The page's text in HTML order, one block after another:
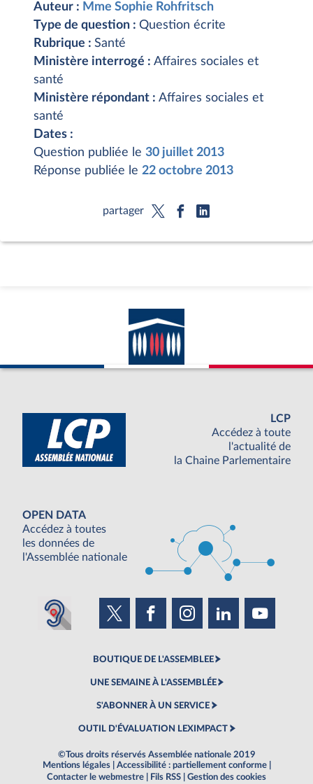
Auteur : Mme Sophie Rohfritsch
Type de question : Question écrite
Rubrique : Santé
Ministère interrogé : Affaires sociales et
santé
Ministère répondant : Affaires sociales et
santé
Dates :
Question publiée le 30 juillet 2013
Réponse publiée le 22 octobre 2013
partager
LCP
Accédez à toute
l'actualité de
la Chaine Parlementaire
OPEN DATA
Accédez à toutes
les données de
l'Assemblée nationale
BOUTIQUE DE L'ASSEMBLEE
UNE SEMAINE À L'ASSEMBLÉE
S'ABONNER À UN SERVICE
OUTIL D'ÉVALUATION LEXIMPACT
©Tous droits réservés Assemblée nationale 2019
Mentions légales
Accessibilité : partiellement conforme
Contacter le webmestre
Fils RSS Gestion des cookies